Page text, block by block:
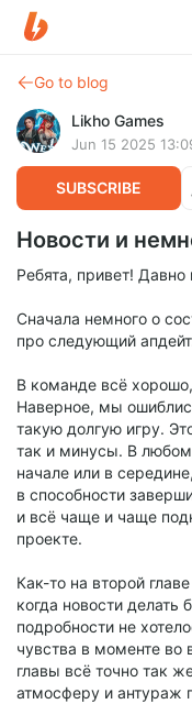
Go to blog
Likho Games
Jun 15 2025
SUBSCRIBE
Новости и
Ребята, привет!
Сначала немного о
про следующий
В команде всё хорошо,
Наверное, мы
такую долгую игру.
так и минусы. В любом
начале или в
в способности
и всё чаще и чаще
проекте.
Как-то на второй
когда новости
подробности не
чувства в моменте во
главы всё точно так
атмосферу и антураж